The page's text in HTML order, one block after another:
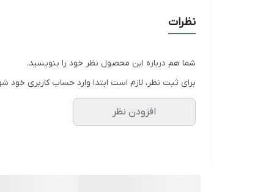
نظرات
شما هم درباره این محصول نظر خود را بنویسید.
برای ثبت نظر، لازم است ابتدا وارد حساب کاربری خود
افزودن نظر